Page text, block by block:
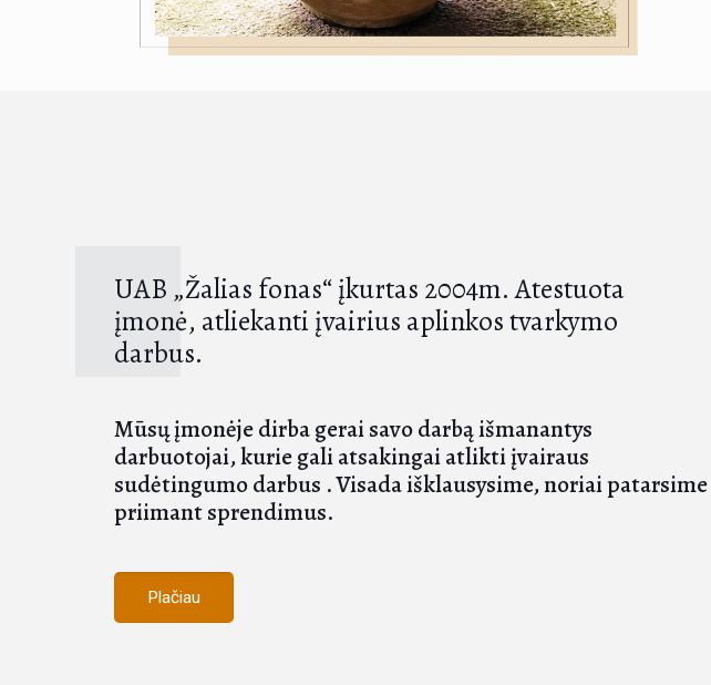
UAB „Žalias fonas“ įkurtas 2004m. Atestuota
įmonė, atliekanti įvairius aplinkos tvarkymo
darbus.
Mūsų įmonėje dirba gerai savo darbą išmanantys
darbuotojai, kurie gali atsakingai atlikti įvairaus
sudėtingumo darbus . Visada išklausysime, noriai patarsime
priimant sprendimus.
Plačiau